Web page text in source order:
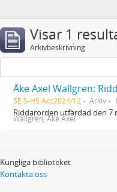
Visar 1
Arkivbeskrivning
Åke Axel Wallgren:
SE S-HS Acc2024/12 Arkiv
Riddarorden utfärdad den 7
Wallgren, Åke Axel
Kungliga biblioteket
Kontakta oss